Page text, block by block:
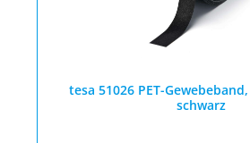
tesa 51026 PET-
schwarz